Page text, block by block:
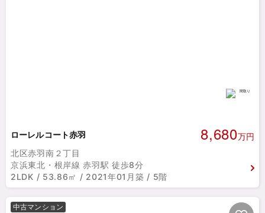
ローレルコート赤羽 8,680万円
北区赤羽南２丁目
京浜東北・根岸線 赤羽駅 徒歩8分
2LDK / 53.86㎡ / 2021年01月築 / 5階
中古マンション